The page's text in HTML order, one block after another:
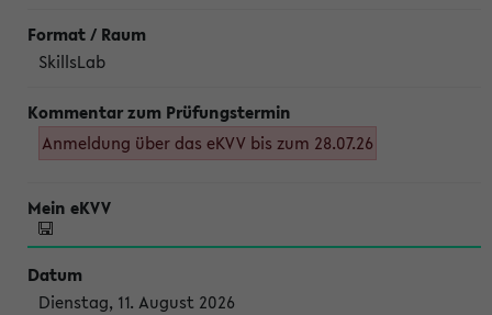
SkillsLab
Anmeldung über das eKVV bis zum 28.07.26
Dienstag, 11. August 2026